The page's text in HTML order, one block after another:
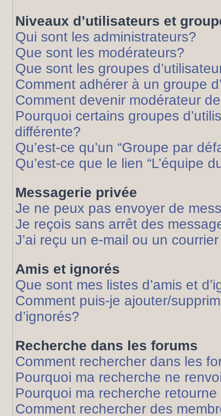
Niveaux d’utilisateurs et
Qui sont les administrateurs?
Que sont les modérateurs?
Que sont les groupes
Comment adhérer à un groupe
Comment devenir modérateur
Pourquoi certains groupes
différente?
Qu’est-ce qu’un “Groupe par
Qu’est-ce que le lien “L’équipe
Messagerie privée
Je ne peux pas envoyer de
Je reçois sans arrêt des
J’ai reçu un e-mail ou un
Amis et ignorés
Que sont mes listes d’amis et
Comment puis-je ajouter/
d’ignorés?
Recherche dans les forums
Comment rechercher dans les
Pourquoi ma recherche ne
Pourquoi ma recherche
Comment rechercher des